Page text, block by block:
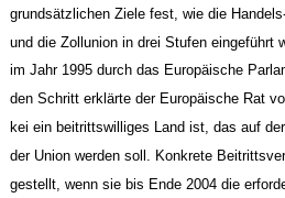
grundsätzlichen Ziele fest, wie die
und die Zollunion in drei Stufen eingeführt
im Jahr 1995 durch das Europäische
den Schritt erklärte der Europäische Rat
kei ein beitrittswilliges Land ist, das auf
der Union werden soll. Konkrete
gestellt, wenn sie bis Ende 2004 die